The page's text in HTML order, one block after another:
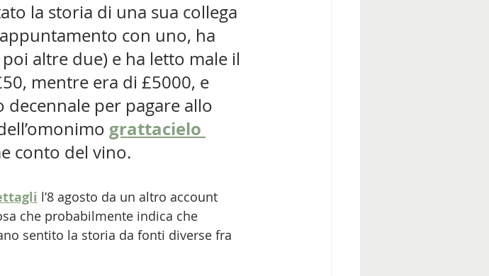
la storia di una sua collega
con uno, ha
altre due) e ha letto male il
mentre era di £5000, e
per pagare allo
grattacielo
conto del vino.
l’8 agosto da un altro account
che probabilmente indica che
sentito la storia da fonti diverse fra